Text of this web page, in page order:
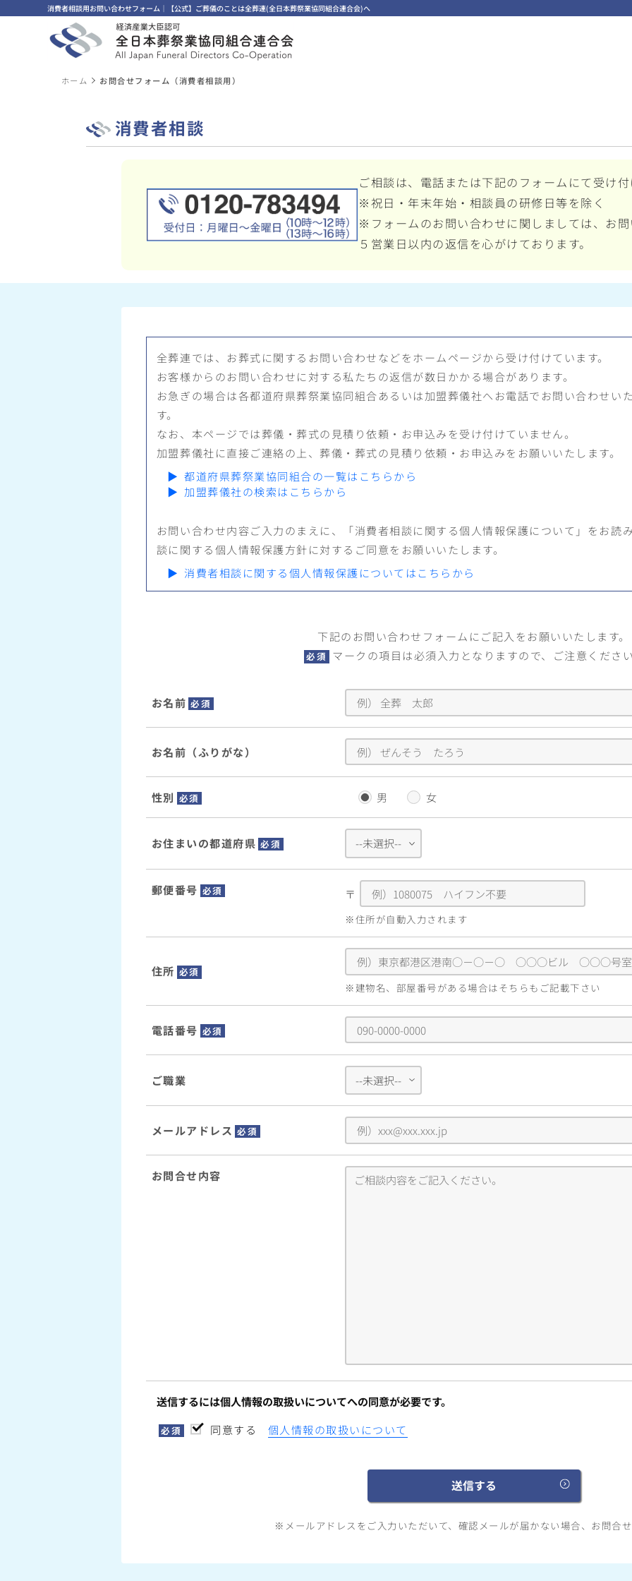
消費者相談用お問い合わせフォーム｜【公式】ご葬儀のことは全葬連(全日本葬祭業協同組合連合会)へ
ホーム お問合せフォーム（消費者相談用）
消費者相談
ご相談は、電話または下記のフォームにて受け
※祝日・年末年始・相談員の研修日等を除く
※フォームのお問い合わせに関しましては、お
５営業日以内の返信を心がけております。
全葬連では、お葬式に関するお問い合わせなどをホームページから受け付けています。
お客様からのお問い合わせに対する私たちの返信が数日かかる場合があります。
お急ぎの場合は各都道府県葬祭業協同組合あるいは加盟葬儀社へお電話でお問い合わせい
す。
なお、本ページでは葬儀・葬式の見積り依頼・お申込みを受け付けていません。
加盟葬儀社に直接ご連絡の上、葬儀・葬式の見積り依頼・お申込みをお願いいたします。
▶ 都道府県葬祭業協同組合の一覧はこちらから
▶ 加盟葬儀社の検索はこちらから
お問い合わせ内容ご入力のまえに、「消費者相談に関する個人情報保護について」をお読
談に関する個人情報保護方針に対するご同意をお願いいたします。
▶ 消費者相談に関する個人情報保護についてはこちらから
下記のお問い合わせフォームにご記入をお願いいたします。
必須 マークの項目は必須入力となりますので、ご注意くださ
お名前 必須
お名前（ふりがな）
性別 必須 男 女
お住まいの都道府県 必須
郵便番号 必須 〒
※住所が自動入力されます
住所 必須
※建物名、部屋番号がある場合はそちらもご記載下さい
電話番号 必須
ご職業
メールアドレス 必須
お問合せ内容
送信するには個人情報の取扱いについてへの同意が必要です。
必須 同意する 個人情報の取扱いについて
※メールアドレスをご入力いただいて、確認メールが届かない場合、お問合